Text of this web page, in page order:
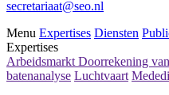
secretariaat@seo.nl
Menu Expertises Diensten
Expertises
Arbeidsmarkt Doorrekening
batenanalyse Luchtvaart